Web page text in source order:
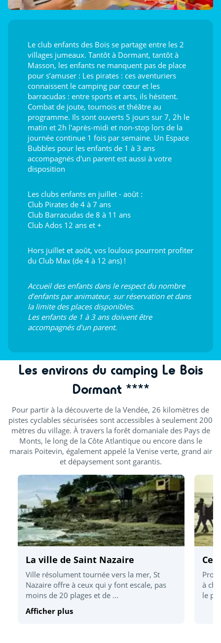
Le club enfants des Bois se partage entre les 2
villages jumeaux. Tantôt à Dormant, tantôt à
Masson, les enfants ne manquent pas de place
pour s’amuser : Les pirates : ces aventuriers
connaissent le camping par cœur et les
barracudas : entre sports et arts, ils hésitent.
Combat de joute, tournois et théâtre au
programme. Ils sont ouverts 5 jours sur 7, 2h le
matin et 2h l'après-midi et non-stop lors de la
journée continue 1 fois par semaine. Un Espace
Bubbles pour les enfants de 1 à 3 ans
accompagnés d'un parent est aussi à votre
disposition
Les clubs enfants en juillet - août :
Club Pirates de 4 à 7 ans
Club Barracudas de 8 à 11 ans
Club Ados 12 ans et +
Hors juillet et août, vos loulous pourront profiter
du Club Max (de 4 à 12 ans) !
Accueil des enfants dans le respect du nombre
d’enfants par animateur, sur réservation et dans
la limite des places disponibles.
Les enfants de 1 à 3 ans doivent être
accompagnés d'un parent.
Les environs du camping Le Bois
Dormant ****
Pour partir à la découverte de la Vendée, 26 kilomètres de
pistes cyclables sécurisées sont accessibles à seulement 200
mètres du village. À travers la forêt domaniale des Pays de
Monts, le long de la Côte Atlantique ou encore dans le
marais Poitevin, également appelé la Venise verte, grand air
et dépaysement sont garantis.
La ville de Saint Nazaire
Ville résolument tournée vers la mer, St
Nazaire offre à ceux qui y font escale, pas
moins de 20 plages et de ...
Afficher plus
à
le